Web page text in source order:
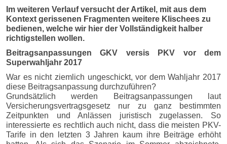
Im weiteren Verlauf versucht der Artikel, mit aus dem
Kontext gerissenen Fragmenten weitere Klischees zu
bedienen, welche wir hier der Vollständigkeit halber
richtigstellen wollen.
Beitragsanpassungen GKV versis PKV vor dem
Superwahljahr 2017
War es nicht ziemlich ungeschickt, vor dem Wahljahr 2017
diese Beitragsanpassung durchzuführen?
Grundsätzlich werden Beitragsanpassungen laut
Versicherungsvertragsgesetz nur zu ganz bestimmten
Zeitpunkten und Anlässen juristisch zugelassen. So
interessierte es rechtlich auch nicht, dass die meisten PKV-
Tarife in den letzten 3 Jahren kaum ihre Beiträge erhöht